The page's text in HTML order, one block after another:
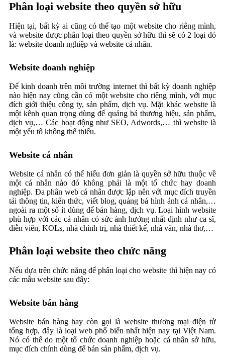
Phân loại website theo quyền sở hữu
Hiện tại, bất kỳ ai cũng có thể tạo một website cho riêng mình,
và website được phân loại theo quyền sở hữu thì sẽ có 2 loại đó
là: website doanh nghiệp và website cá nhân.
Website doanh nghiệp
Để kinh doanh trên môi trường internet thì bất kỳ doanh nghiệp
nào hiện nay cũng cần có một website cho riêng mình, với mục
đích giới thiệu công ty, sản phẩm, dịch vụ. Mặt khác website là
một kênh quan trọng dùng để quảng bá thương hiệu, sản phẩm,
dịch vụ,… Các hoạt động như SEO, Adwords,… thì website là
một yếu tố không thể thiếu.
Website cá nhân
Website cá nhân có thể hiểu đơn giản là quyền sở hữu thuộc về
một cá nhân nào đó không phải là một tổ chức hay doanh
nghiệp. Đa phân web cá nhân được lập nên với mục đích truyền
tải thông tin, kiến thức, viết blog, quảng bá hình ảnh cá nhân,…
ngoài ra một số ít dùng để bán hàng, dịch vụ. Loại hình website
phù hợp với các cá nhân có sức ảnh hưởng nhất định như ca sĩ,
diễn viên, KOLs, nhà chính trị, nhà thiết kế, nhà văn, nhà thơ,…
Phân loại website theo chức năng
Nếu dựa trên chức năng để phân loại cho website thì hiện nay có
các mẫu website sau đây:
Website bán hàng
Website bán hàng hay còn gọi là website thương mại điện tử
tổng hợp, đây là loại web phổ biến nhất hiện nay tại Việt Nam.
Nó có thể do một tổ chức doanh nghiệp hoặc cá nhân sở hữu,
mục đích chính dùng để bán sản phẩm, dịch vụ.